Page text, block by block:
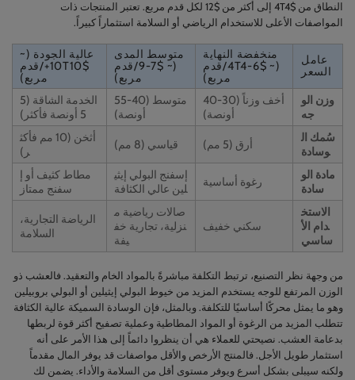
النطاق من $4T4 إلى أكثر من $12 لكل قدم مربع. تعتبر المنتجات ذات
المواصفات الأعلى للاستخدام الرياضي أو السلامة استثماراً كبيراً.
عامل
السعر
منخفضة النهاية
(~ $4T4-6/قدم
مربع)
متوسط المدى
(~ $7-9/قدم
مربع)
عالية الجودة (~
$10T10+/قدم
مربع)
وزن الو
جه
أخف وزناً (30-40
أونصة)
متوسط (40-55
أونصة)
الخدمة الشاقة (5
5 أونصة فأكثر)
سُمك ال
وسادة
أرق (5 مم) قياسي (8 مم)
أثخن (10 مم فأكث
ر)
مادة الو
سادة
رغوة أساسية
إسفنج البولي إيثي
لين عالي الكثافة
مطاط كثيف أو إ
سفنج ممتاز
الاستخ
دام الأ
ساسي
سكني خفيف
صالات رياضية م
نزلية، تجارية خف
يفة
الرياضة التجارية،
السلامة
من وجهة نظر التصنيع، ترتبط التكلفة مباشرةً بالمواد الخام والتعقيد. فالعشب ذو
الوزن المرتفع للوجه يستخدم المزيد من خيوط البولي إيثيلين أو البولي بروبيلين
وهو ما يمثل محركًا أساسيًا للتكلفة. وبالمثل، فإن الوسادة السميكة عالية الكثافة
تتطلب المزيد من الرغوة أو المواد المطاطية وعملية تصفيح أكثر قوة لربطها
بدعامة العشب. نصيحتي للعملاء هي أن ينظروا دائماً إلى هذا الأمر على أنه
استثمار طويل الأجل. فالمنتج الأرخص والأقل مواصفات قد يوفر المال مقدماً
ولكنه سيبلى بشكل أسرع ويوفر مستوى أقل من السلامة والأداء. يضمن لك